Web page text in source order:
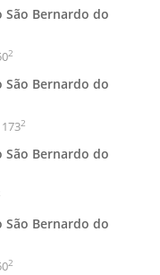
São Bernardo do
2
São Bernardo do
1732
São Bernardo do
São Bernardo do
2